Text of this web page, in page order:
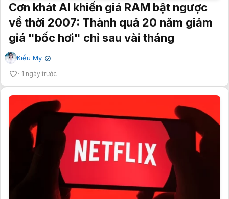
Cơn khát AI khiến giá RAM bật ngược
về thời 2007: Thành quả 20 năm giảm
giá "bốc hơi" chỉ sau vài tháng
Kiều My ✔
1 ngày trước